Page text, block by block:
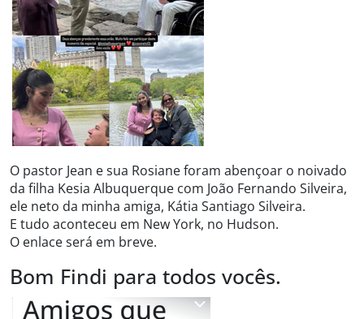
O pastor Jean e sua Rosiane foram abençoar o noivado
da filha Kesia Albuquerque com João Fernando Silveira,
ele neto da minha amiga, Kátia Santiago Silveira.
E tudo aconteceu em New York, no Hudson.
O enlace será em breve.
Bom Findi para todos vocês.